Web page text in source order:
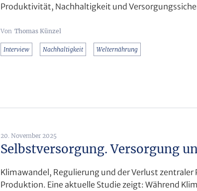
Produktivität, Nachhaltigkeit und
Thomas Künzel
Interview Nachhaltigkeit Welternährung
20. November 2025
Selbstversorgung. Versorgung
Klimawandel, Regulierung und der Verlust
Produktion. Eine aktuelle Studie zeigt: Während